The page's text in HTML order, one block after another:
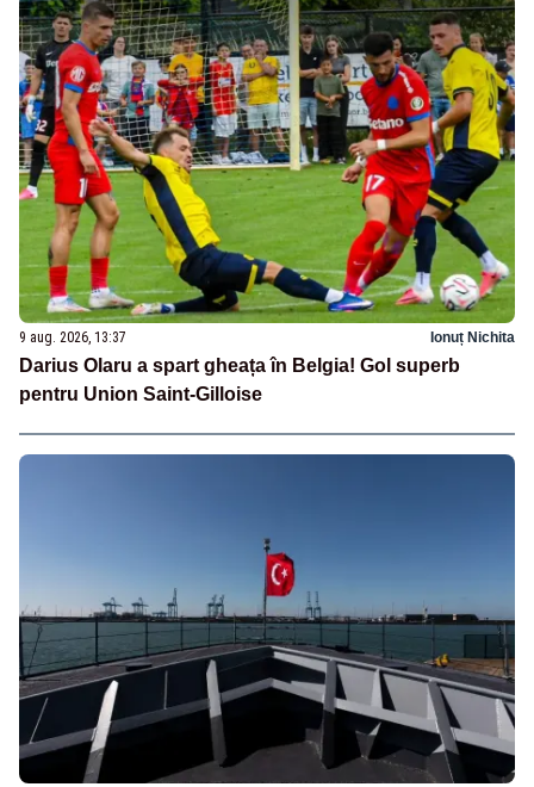
9 aug. 2026, 13:37 Ionuț Nichita
Darius Olaru a spart gheața în Belgia! Gol superb
pentru Union Saint-Gilloise